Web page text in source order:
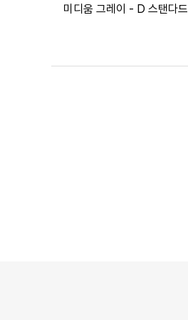
미디움 그레이 - D 스탠다드